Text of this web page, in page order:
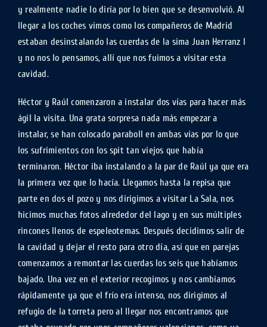
y realmente nadie lo diría por lo bien que se desenvolvió. Al
llegar a los coches vimos como los compañeros de Madrid
estaban desinstalando las cuerdas de la sima Juan Herranz I
y no nos lo pensamos, allí que nos fuimos a visitar esta
cavidad.
Héctor y Raúl comenzaron a instalar dos vías para hacer más
ágil la visita. Una grata sorpresa nada más empezar a
instalar, se han colocado paraboll en ambas vías por lo que
los sufrimientos con los spit tan viejos que había
terminaron. Héctor iba instalando a la par de Raúl ya que era
la primera vez que lo hacía. Llegamos hasta la repisa que
parte en dos el pozo y nos dirigimos a visitar La Sala, nos
hicimos muchas fotos alrededor del lago y en sus múltiples
rincones llenos de espeleotemas. Después decidimos salir de
la cavidad y dejar el resto para otro día, así que en parejas
comenzamos a remontar las cuerdas los seis que habíamos
bajado. Una vez en el exterior recogimos y nos cambiamos
rápidamente ya que el frío era intenso, nos dirigimos al
refugio de la torreta pero al llegar nos encontramos que